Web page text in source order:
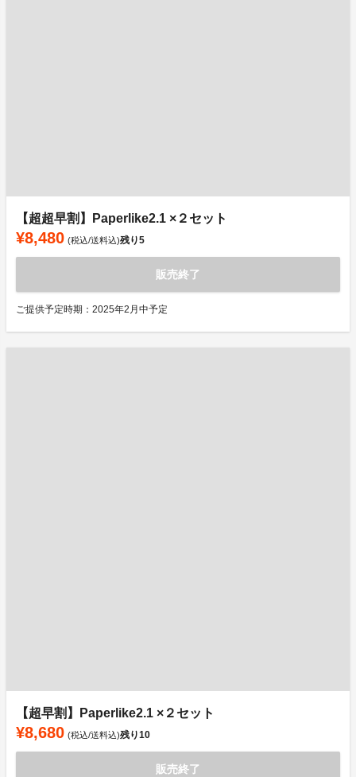
【超超早割】Paperlike2.1 ×２セット
¥8,480 (税込/送料込)残り5
販売終了
ご提供予定時期：2025年2月中予定
【超早割】Paperlike2.1 ×２セット
¥8,680 (税込/送料込)残り10
販売終了